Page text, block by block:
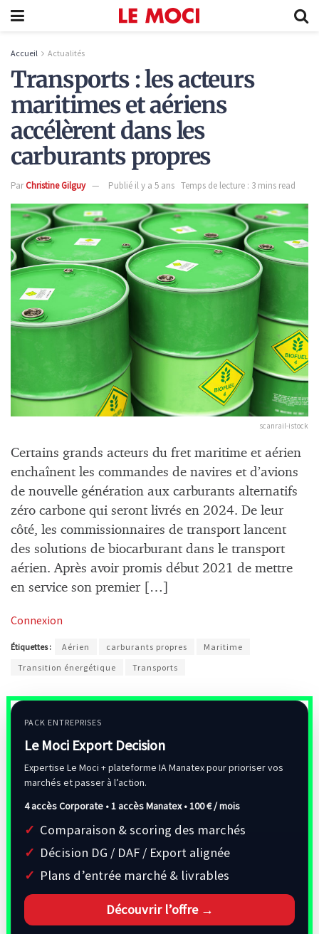
Accueil Actualités
Transports : les acteurs
maritimes et aériens
accélèrent dans les
carburants propres
ParChristine Gilguy Publié il y a 5 ans Temps de lecture : 3 mins read
scanrail-istock
Certains grands acteurs du fret maritime et aérien
enchaînent les commandes de navires et d’avions
de nouvelle génération aux carburants alternatifs
zéro carbone qui seront livrés en 2024. De leur
côté, les commissionnaires de transport lancent
des solutions de biocarburant dans le transport
aérien. Après avoir promis début 2021 de mettre
en service son premier […]
Connexion
Étiquettes : Aérien carburants propres
Maritime
Transition énergétique
Transports
PACK ENTREPRISES
Le Moci Export Decision
Expertise Le Moci + plateforme IA Manatex pour prioriser vos
marchés et passer à l’action.
4 accès Corporate • 1 accès Manatex •100 € / mois
Comparaison & scoring des marchés
Décision DG / DAF / Export alignée
Plans d’entrée marché & livrables
Découvrir l’offre →